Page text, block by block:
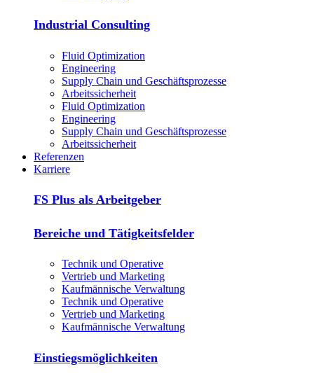
Industrial Consulting
Fluid Optimization
Engineering
Supply Chain und Geschäftsprozesse
Arbeitssicherheit
Fluid Optimization
Engineering
Supply Chain und Geschäftsprozesse
Arbeitssicherheit
Referenzen
Karriere
FS Plus als Arbeitgeber
Bereiche und Tätigkeitsfelder
Technik und Operative
Vertrieb und Marketing
Kaufmännische Verwaltung
Technik und Operative
Vertrieb und Marketing
Kaufmännische Verwaltung
Einstiegsmöglichkeiten